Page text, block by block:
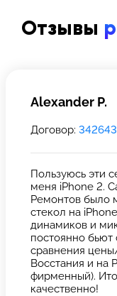
Отзывы
Alexander P.
Договор: 342643
Пользуюсь эти
меня iPhone 2.
Ремонтов было
стекол на
динамиков и
постоянно бьют
сравнения
Восстания и на
фирменный).
качественно!